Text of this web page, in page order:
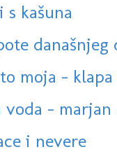
s kašuna
današnjeg
moja - klapa
voda -
i nevere